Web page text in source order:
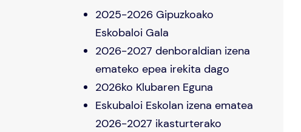
2025-2026 Gipuzkoako
Eskobaloi Gala
2026-2027 denboraldian izena
emateko epea irekita dago
2026ko Klubaren Eguna
Eskubaloi Eskolan izena ematea
2026-2027 ikasturterako